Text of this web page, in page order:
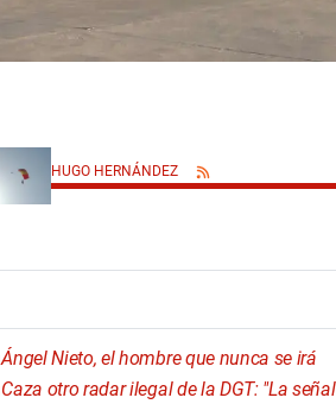
HUGO HERNÁNDEZ
Ángel Nieto, el hombre que nunca se irá
Caza otro radar ilegal de la DGT: "La